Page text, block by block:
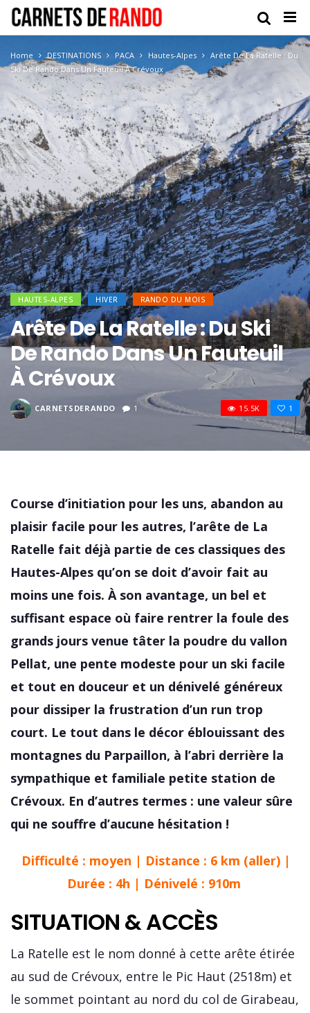
Home DESTINATIONS PACA Hautes-Alpes
Arête De La Ratelle : Du
Ski De Rando Dans Un Fauteuil À Crévoux
HAUTES-ALPES HIVER RANDO DU MOIS
Arête De La Ratelle : Du Ski
De Rando Dans Un Fauteuil
À Crévoux
CARNETSDERANDO 1 1
15.5K
Course d’initiation pour les uns, abandon au
plaisir facile pour les autres, l’arête de La
Ratelle fait déjà partie de ces classiques des
Hautes-Alpes qu’on se doit d’avoir fait au
moins une fois. À son avantage, un bel et
suffisant espace où faire rentrer la foule des
grands jours venue tâter la poudre du vallon
Pellat, une pente modeste pour un ski facile
et tout en douceur et un dénivelé généreux
pour dissiper la frustration d’un run trop
court. Le tout dans le décor éblouissant des
montagnes du Parpaillon, à l’abri derrière la
sympathique et familiale petite station de
Crévoux. En d’autres termes : une valeur sûre
qui ne souffre d’aucune hésitation !
Difficulté : moyen | Distance : 6 km (aller) |
Durée : 4h | Dénivelé : 910m
SITUATION & ACCÈS
La Ratelle est le nom donné à cette arête étirée
au sud de Crévoux, entre le Pic Haut (2518m) et
le sommet pointant au nord du col de Girabeau,